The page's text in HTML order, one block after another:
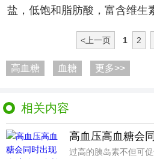
盐，低饱和脂肪酸，富含维生
<上一页 1 2
高血糖 血糖 更多>>
相关内容
过高的胰岛素不但可